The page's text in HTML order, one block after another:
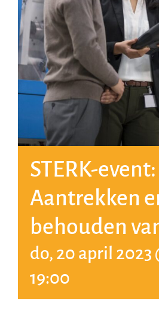
STERK-event:
Aantrekken
behouden
do, 20 april 2023
19:00